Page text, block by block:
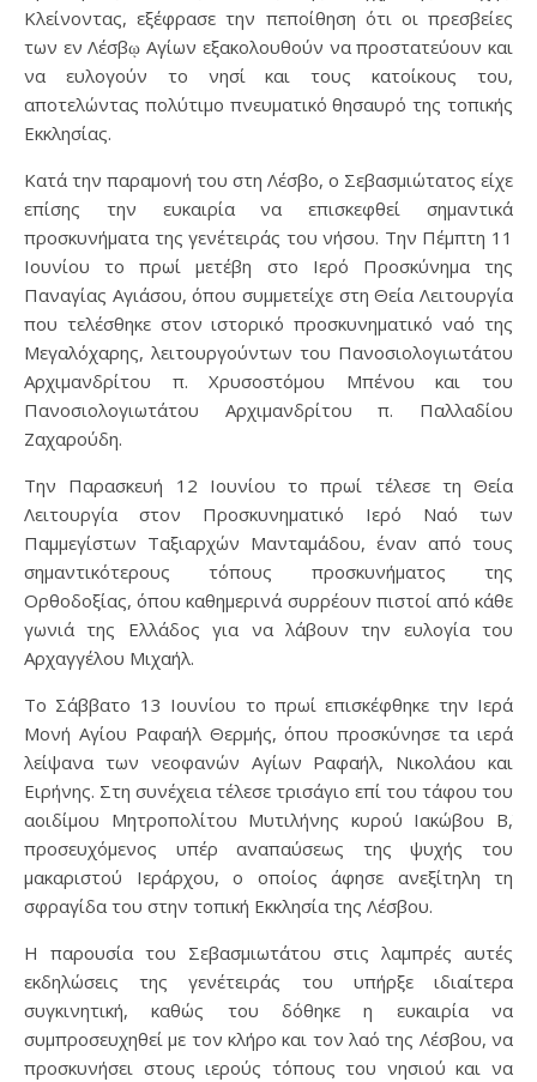
Κλείνοντας, εξέφρασε την πεποίθηση ότι οι πρεσβείες
των εν Λέσβῳ Αγίων εξακολουθούν να προστατεύουν και
να ευλογούν το νησί και τους κατοίκους του,
αποτελώντας πολύτιμο πνευματικό θησαυρό της τοπικής
Εκκλησίας.
Κατά την παραμονή του στη Λέσβο, ο Σεβασμιώτατος είχε
επίσης την ευκαιρία να επισκεφθεί σημαντικά
προσκυνήματα της γενέτειράς του νήσου. Την Πέμπτη 11
Ιουνίου το πρωί μετέβη στο Ιερό Προσκύνημα της
Παναγίας Αγιάσου, όπου συμμετείχε στη Θεία Λειτουργία
που τελέσθηκε στον ιστορικό προσκυνηματικό ναό της
Μεγαλόχαρης, λειτουργούντων του Πανοσιολογιωτάτου
Αρχιμανδρίτου π. Χρυσοστόμου Μπένου και του
Πανοσιολογιωτάτου Αρχιμανδρίτου π. Παλλαδίου
Ζαχαρούδη.
Την Παρασκευή 12 Ιουνίου το πρωί τέλεσε τη Θεία
Λειτουργία στον Προσκυνηματικό Ιερό Ναό των
Παμμεγίστων Ταξιαρχών Μανταμάδου, έναν από τους
σημαντικότερους τόπους προσκυνήματος της
Ορθοδοξίας, όπου καθημερινά συρρέουν πιστοί από κάθε
γωνιά της Ελλάδος για να λάβουν την ευλογία του
Αρχαγγέλου Μιχαήλ.
Το Σάββατο 13 Ιουνίου το πρωί επισκέφθηκε την Ιερά
Μονή Αγίου Ραφαήλ Θερμής, όπου προσκύνησε τα ιερά
λείψανα των νεοφανών Αγίων Ραφαήλ, Νικολάου και
Ειρήνης. Στη συνέχεια τέλεσε τρισάγιο επί του τάφου του
αοιδίμου Μητροπολίτου Μυτιλήνης κυρού Ιακώβου Β΄,
προσευχόμενος υπέρ αναπαύσεως της ψυχής του
μακαριστού Ιεράρχου, ο οποίος άφησε ανεξίτηλη τη
σφραγίδα του στην τοπική Εκκλησία της Λέσβου.
Η παρουσία του Σεβασμιωτάτου στις λαμπρές αυτές
εκδηλώσεις της γενέτειράς του υπήρξε ιδιαίτερα
συγκινητική, καθώς του δόθηκε η ευκαιρία να
συμπροσευχηθεί με τον κλήρο και τον λαό της Λέσβου, να
προσκυνήσει στους ιερούς τόπους του νησιού και να